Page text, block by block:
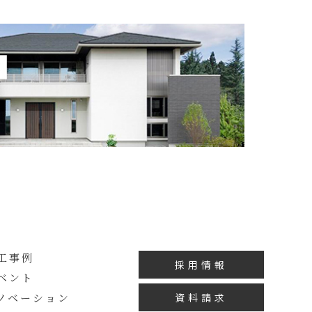
事例
ント
ベーション
採用情報
資料請求